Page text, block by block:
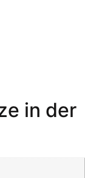
in der